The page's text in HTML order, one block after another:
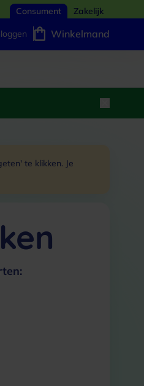
Consument Zakelijk
Winkelmand
te klikken. Je